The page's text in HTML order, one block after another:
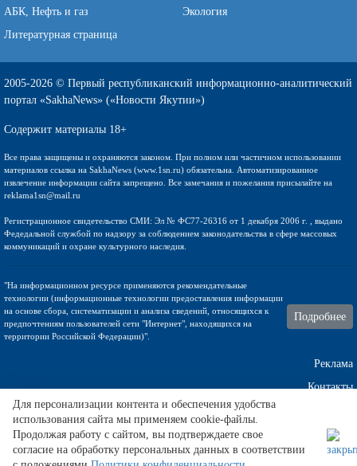
АБК, Нефть и газ
Экология
Литературная страница
2005-2026 © Первый республиканский информационно-аналитический
портал «SakhaNews» («Новости Якутии»)
Содержит материалы 18+
Все права защищены и охраняются законом. При полном или частичном использовании
материалов ссылка на SakhaNews (www.1sn.ru) обязательна. Автоматизированное
извлечение информации сайта запрещено. Все замечания и пожелания присылайте на
reklama1sn@mail.ru
Регистрационное свидетельство СМИ: Эл № ФС77-26316 от 1 декабря 2006 г. , выдано
Федедальной службой по надзору за соблюдением законодательства в сфере массовых
коммуникаций и охране культурного наследия.
"На информационном ресурсе применяются рекомендательные
технологии (информационные технологии предоставления информации
на основе сбора, систематизации и анализа сведений, относящихся к
предпочтениям пользователей сети "Интернет", находящихся на
территории Российской Федерации)".
Подробнее
Реклама
Контакты
Техническа поддержка
Для персонализации контента и обеспечения удобства
использования сайта мы применяем cookie-файлы.
Продолжая работу с сайтом, вы подтверждаете свое
согласие на обработку персональных данных в соответствии